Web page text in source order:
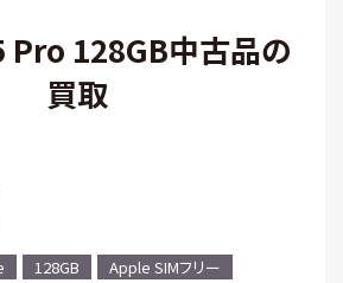
128GB中古品の
買取
128GB
Apple SIMフリー